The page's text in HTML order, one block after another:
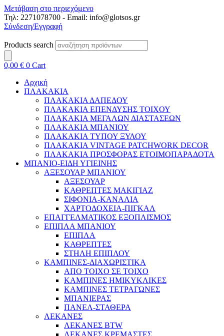
Μετάβαση στο περιεχόμενο
Τηλ: 2271078700 - Email: info@glotsos.gr
Σύνδεση/Εγγραφή
Products search
0,00 € 0 Cart
Αρχική
ΠΛΑΚΑΚΙΑ
ΠΛΑΚΑΚΙΑ ΔΑΠΕΔΟΥ
ΠΛΑΚΑΚΙΑ ΕΠΕΝΔΥΣΗΣ ΤΟΙΧΟΥ
ΠΛΑΚΑΚΙΑ ΜΕΓΑΛΩΝ ΔΙΑΣΤΑΣΕΩΝ
ΠΛΑΚΑΚΙΑ ΜΠΑΝΙΟΥ
ΠΛΑΚΑΚΙΑ ΤΥΠΟΥ ΞΥΛΟΥ
ΠΛΑΚΑΚΙΑ VINTAGE PATCHWORK DECOR
ΠΛΑΚΑΚΙΑ ΠΡΟΣΦΟΡΑΣ ΕΤΟΙΜΟΠΑΡΑΔΟΤΑ
ΜΠΑΝΙΟ-ΕΙΔΗ ΥΓΙΕΙΝΗΣ
ΑΞΕΣΟΥΑΡ ΜΠΑΝΙΟΥ
ΑΞΕΣΟΥΑΡ
ΚΑΘΡΕΠΤΕΣ ΜΑΚΙΓΙΑΖ
ΣΙΦΟΝΙΑ-ΚΑΝΑΛΙΑ
ΧΑΡΤΟΔΟΧΕΙΑ-ΠΙΓΚΑΛ
ΕΠΑΓΓΕΛΜΑΤΙΚΟΣ ΕΞΟΠΛΙΣΜΟΣ
ΕΠΙΠΛΑ ΜΠΑΝΙΟΥ
ΕΠΙΠΛΑ
ΚΑΘΡΕΠΤΕΣ
ΣΤΗΛΗ ΕΠΙΠΛΟΥ
ΚΑΜΠΙΝΕΣ-ΔΙΑΧΩΡΙΣΤΙΚΑ
ΑΠΟ ΤΟΙΧΟ ΣΕ ΤΟΙΧΟ
ΚΑΜΠΙΝΕΣ ΗΜΙΚΥΚΛΙΚΕΣ
ΚΑΜΠΙΝΕΣ ΤΕΤΡΑΓΩΝΕΣ
ΜΠΑΝΙΕΡΑΣ
ΠΑΝΕΛ-ΣΤΑΘΕΡΑ
ΛΕΚΑΝΕΣ
ΛΕΚΑΝΕΣ BTW
ΛΕΚΑΝΕΣ ΚΡΕΜΑΣΤΕΣ